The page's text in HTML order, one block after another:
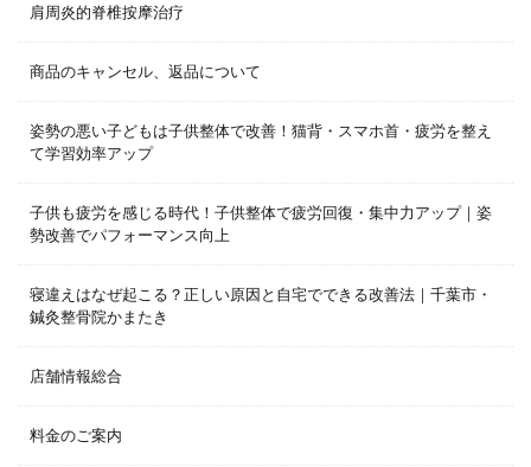
肩周炎的脊椎按摩治疗
商品のキャンセル、返品について
姿勢の悪い子どもは子供整体で改善！猫背・スマホ首・疲労を整え
て学習効率アップ
子供も疲労を感じる時代！子供整体で疲労回復・集中力アップ｜姿
勢改善でパフォーマンス向上
寝違えはなぜ起こる？正しい原因と自宅でできる改善法｜千葉市・
鍼灸整骨院かまたき
店舗情報総合
料金のご案内